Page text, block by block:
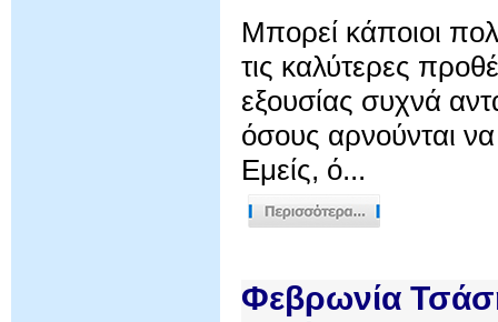
Μπορεί κάποιοι
τις καλύτερες
εξουσίας συχνά
όσους αρνούνται
Εμείς, ό...
Φεβρωνία